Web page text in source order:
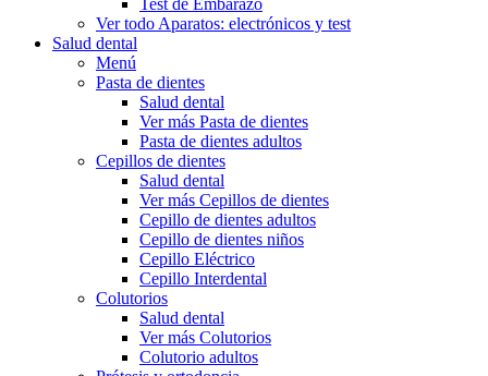
Test de Embarazo
Ver todo Aparatos: electrónicos y test
Salud dental
Menú
Pasta de dientes
Salud dental
Ver más Pasta de dientes
Pasta de dientes adultos
Cepillos de dientes
Salud dental
Ver más Cepillos de dientes
Cepillo de dientes adultos
Cepillo de dientes niños
Cepillo Eléctrico
Cepillo Interdental
Colutorios
Salud dental
Ver más Colutorios
Colutorio adultos